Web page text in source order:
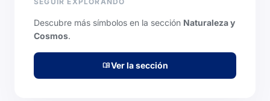
Descubre más símbolos en la sección Naturaleza y
Cosmos.
menu_bookVer la sección